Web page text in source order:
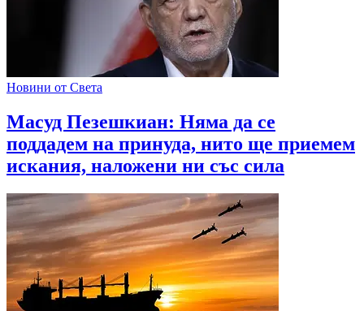
Новини от Света
Масуд Пезешкиан: Няма да се
поддадем на принуда, нито ще приемем
искания, наложени ни със сила